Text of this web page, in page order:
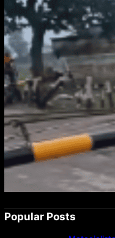
Popular Posts